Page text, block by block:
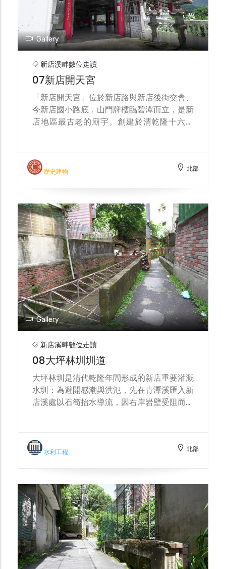
民與商家；以此為坐標回望碧潭與新店溪，便
能讀出河運、街市與信仰彼此牽連的脈絡，以
及新店老街隨歲月流轉而不滅的人文風華。
Gallery
新店溪畔數位走讀
07新店開天宮
「新店開天宮」位於新店路與新店後街交會、
今新店國小路底，山門牌樓臨碧潭而立，是新
店地區最古老的廟宇。創建於清乾隆十六年
記述，郭錫瑠開圳其間「遭番害、逢惡疾，工
匠不安寧」，遂議建小祠奉祀「盤古帝王」，
祠後百年古榕，早已隨時光遠去，但「盤古帝
王」本尊與石牌仍奉安於今殿，長伴香火。
戰後以降，廟貌屢經整建。民國五十八年
（1969）進行第二期改建，現今之「地藏王
祠」即肇始於此；民國七十一年至七十四年
（1982–1985）續完成新廟工程，形制擴
充、格局端肅。今日走抵宮前，既可讀到信仰
綿延的脈絡，也能回望瑠公圳開鑿時代的在地
記憶——廟名「開天」所寓之闢地開物，正是
拓圳闢境的精神寫照。 開天宮下方即是「大
坪林石硿（石腔）」所在，屬清代大坪林圳的
引水暗渠系統。其入水口多年為垃圾、淤泥與
目前以鐵門封鎖以策安全。地方耆老與廟方多
次踏勘認為，只要適度清淤與導覽動線規劃，
石硿有望與廟埕、碧潭景帶串連，成為兼具水
利史與信仰文化解說的新店潛力景點；站在宮
記憶。
歷史建物 北部
Gallery
新店溪畔數位走讀
08大坪林圳圳道
大坪林圳是清代乾隆年間形成的新店重要灌溉
水圳：為避開感潮與洪氾，先在青潭溪匯入新
店溪處以石笱抬水導流，因右岸岩壁受阻而鑿
源，支撐在地墾作與輪灌。戰後因新店溪採砂
致河床下切，改由大豐抽水廠幫浦取水，傳統
街」這條昔日的「牛車路」，你會發現公寓樓
房旁緊貼的一條大水溝，其實就是大坪林圳的
舊路線；順著街巷折線與水溝走勢，仍可讀出
這條以「石笱抬水、石腔過壁、上游取源」為
核心技術的隱形水路，如何長期塑造新店聚落
的空間紋理。
水利工程 北部